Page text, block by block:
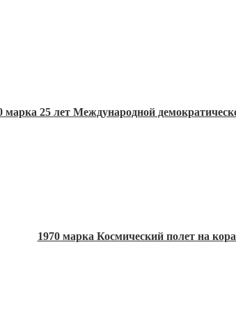
марка 25 лет Международной
1970 марка Космический полет на